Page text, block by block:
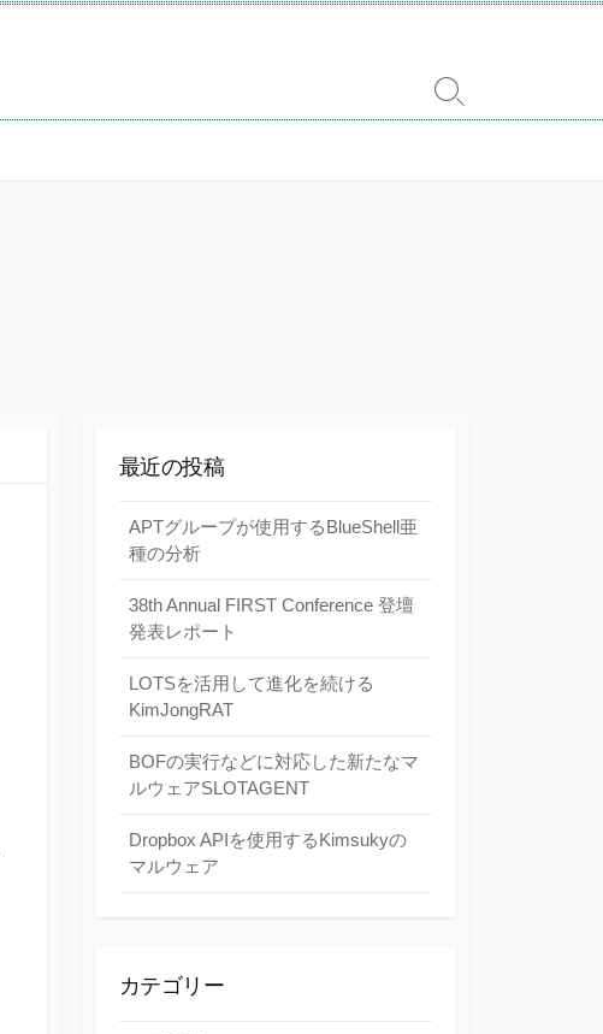
検
索
最近の投稿
APTグループが使用するBlueShell亜
種の分析
38th Annual FIRST Conference 登壇
発表レポート
LOTSを活用して進化を続ける
KimJongRAT
BOFの実行などに対応した新たなマ
ルウェアSLOTAGENT
Dropbox APIを使用するKimsukyの
マルウェア
カテゴリー